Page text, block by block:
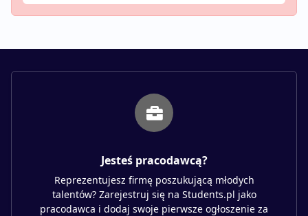
Jesteś pracodawcą?
Reprezentujesz firmę poszukującą młodych
talentów? Zarejestruj się na Students.pl jako
pracodawca i dodaj swoje pierwsze ogłoszenie za